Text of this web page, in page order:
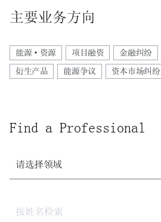
主要业务方向
能源·资源 项目融资 金融纠纷
衍生产品 能源争议 资本市场纠纷
Find a Professional
请选择领域
建设